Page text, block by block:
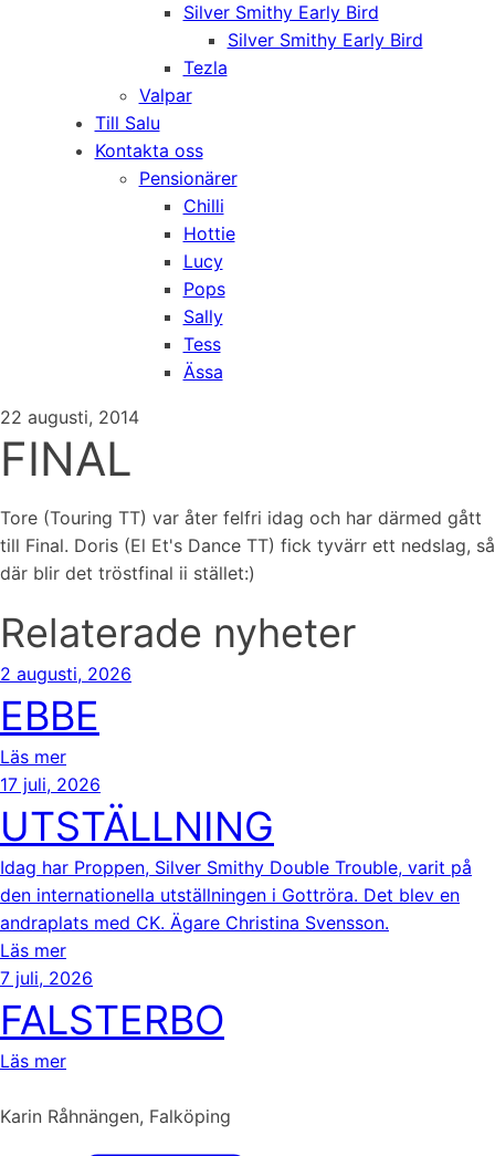
Silver Smithy Early Bird
Silver Smithy Early Bird
Tezla
Valpar
Till Salu
Kontakta oss
Pensionärer
Chilli
Hottie
Lucy
Pops
Sally
Tess
Ässa
22 augusti, 2014
FINAL
Tore (Touring TT) var åter felfri idag och har därmed gått
till Final. Doris (El Et's Dance TT) fick tyvärr ett nedslag, så
där blir det tröstfinal ii stället:)
Relaterade nyheter
2 augusti, 2026
EBBE
Läs mer
17 juli, 2026
UTSTÄLLNING
Idag har Proppen, Silver Smithy Double Trouble, varit på
den internationella utställningen i Gottröra. Det blev en
andraplats med CK. Ägare Christina Svensson.
Läs mer
7 juli, 2026
FALSTERBO
Läs mer
Karin Råhnängen, Falköping